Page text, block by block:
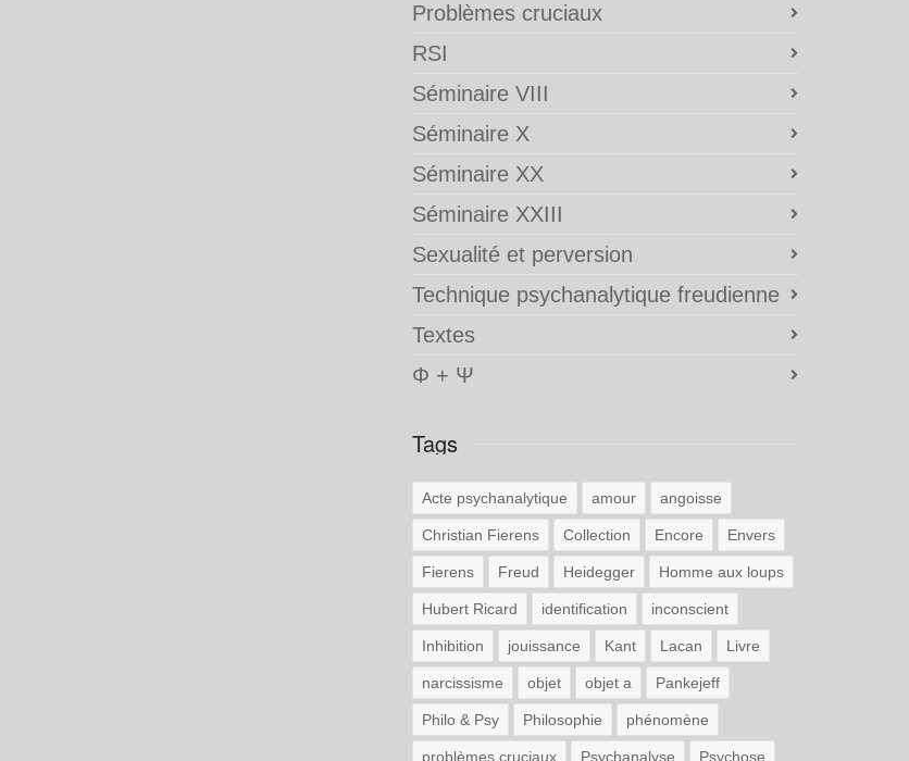
Problèmes cruciaux
RSI
Séminaire VIII
Séminaire X
Séminaire XX
Séminaire XXIII
Sexualité et perversion
Technique psychanalytique freudienne
Textes
Φ + Ψ
Tags
Acte psychanalytique amour angoisse
Christian Fierens Collection Encore Envers
Fierens Freud Heidegger Homme aux loups
Hubert Ricard identification inconscient
Inhibition jouissance Kant Lacan Livre
narcissisme objet objet a Pankejeff
Philo & Psy Philosophie phénomène
problèmes cruciaux Psychanalyse Psychose